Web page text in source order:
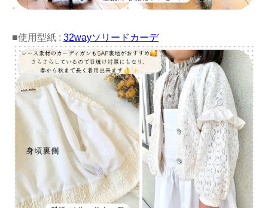
■使用型紙 : 32wayソリードカーデ